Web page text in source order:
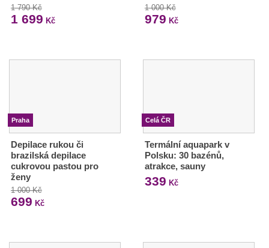
1 790 Kč
1 699 Kč
1 000 Kč
979 Kč
Praha
Depilace rukou či
brazilská depilace
cukrovou pastou pro
ženy
1 000 Kč
699 Kč
Celá ČR
Termální aquapark v
Polsku: 30 bazénů,
atrakce, sauny
339 Kč